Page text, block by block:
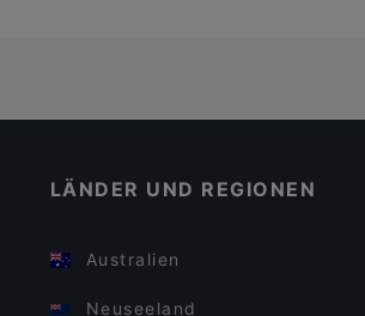
LÄNDER UND REGIONEN
Australien
Neuseeland